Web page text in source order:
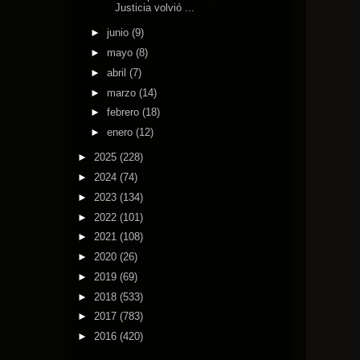
Justicia volvió ...
► junio (9)
► mayo (8)
► abril (7)
► marzo (14)
► febrero (18)
► enero (12)
► 2025 (228)
► 2024 (74)
► 2023 (134)
► 2022 (101)
► 2021 (108)
► 2020 (26)
► 2019 (69)
► 2018 (533)
► 2017 (783)
► 2016 (420)